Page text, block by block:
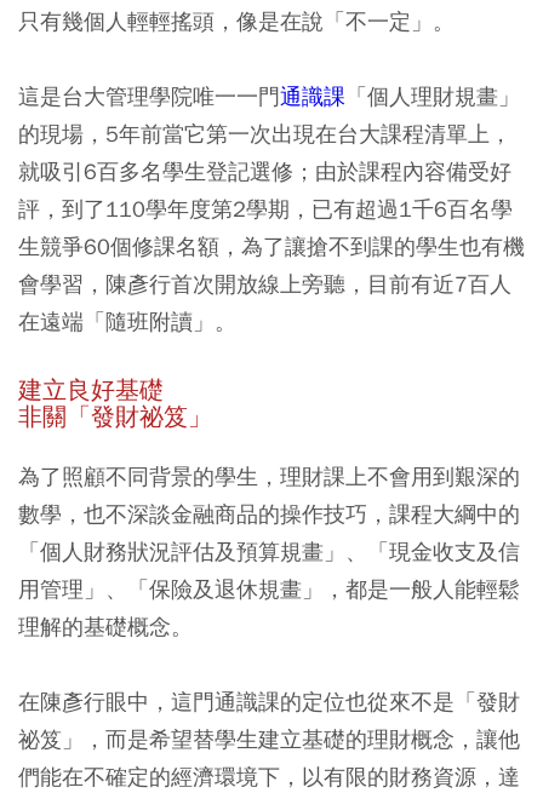
只有幾個人輕輕搖頭，像是在說「不一定」。
這是台大管理學院唯一一門通識課 「個人理財規畫」
的現場，5年前當它第一次出現在台大課程清單上，
就吸引6百多名學生登記選修；由於課程內容備受好
評，到了110學年度第2學期，已有超過1千6百名學
生競爭60個修課名額，為了讓搶不到課的學生也有機
會學習，陳彥行首次開放線上旁聽，目前有近7百人
在遠端「隨班附讀」。
建立良好基礎
非關「發財祕笈」
為了照顧不同背景的學生，理財課上不會用到艱深的
數學，也不深談金融商品的操作技巧，課程大綱中的
「個人財務狀況評估及預算規畫」、「現金收支及信
用管理」、「保險及退休規畫」，都是一般人能輕鬆
理解的基礎概念。
在陳彥行眼中，這門通識課的定位也從來不是「發財
祕笈」，而是希望替學生建立基礎的理財概念，讓他
們能在不確定的經濟環境下，以有限的財務資源，達